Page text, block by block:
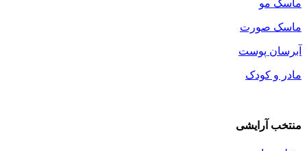
ماسک مو
ماسک صورت
آبرسان پوست
مادر و کودک
منتخب آرایشی